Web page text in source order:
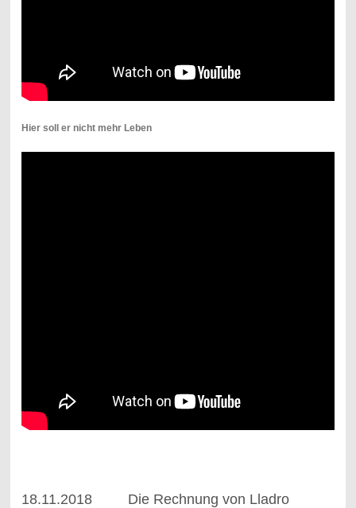
Hier soll er nicht mehr Leben
18.11.2018 Die Rechnung von Lladro